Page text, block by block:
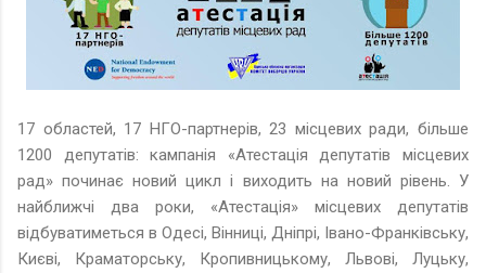
17 областей, 17 НГО-партнерів, 23 місцевих ради, більше
1200 депутатів: кампанія «Атестація депутатів місцевих
рад» починає новий цикл і виходить на новий рівень. У
найближчі два роки, «Атестація» місцевих депутатів
відбуватиметься в Одесі, Вінниці, Дніпрі, Івано-Франківську,
Києві, Краматорську, Кропивницькому, Львові, Луцьку,